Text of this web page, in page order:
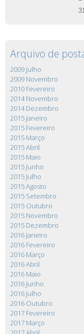
Arquivo de
2009 Julho
2009 Novembro
2010 Fevereiro
2014 Novembro
2014 Dezembro
2015 Janeiro
2015 Fevereiro
2015 Março
2015 Abril
2015 Maio
2015 Junho
2015 Julho
2015 Agosto
2015 Setembro
2015 Outubro
2015 Novembro
2015 Dezembro
2016 Janeiro
2016 Fevereiro
2016 Março
2016 Abril
2016 Maio
2016 Junho
2016 Julho
2016 Outubro
2017 Fevereiro
2017 Março